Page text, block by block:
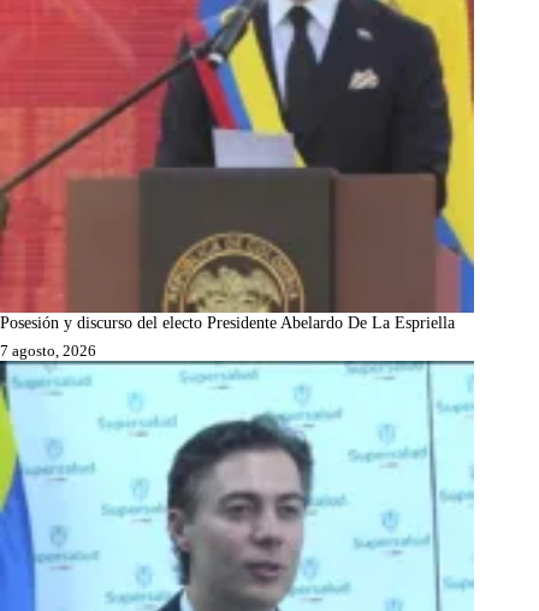
Posesión y discurso del electo Presidente Abelardo De La Espriella
7 agosto, 2026